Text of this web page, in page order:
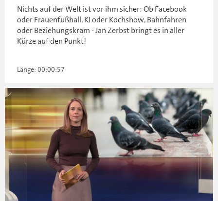
Nichts auf der Welt ist vor ihm sicher: Ob Facebook
oder Frauenfußball, KI oder Kochshow, Bahnfahren
oder Beziehungskram - Jan Zerbst bringt es in aller
Kürze auf den Punkt!
Länge: 00:00:57